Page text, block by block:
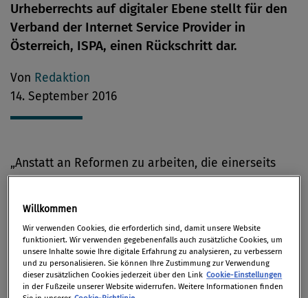
Urheberrechts auf digitaler Ebene stellt für den
Verband der Internet Service Provider in
Österreich, ISPA, einen Rückschritt dar.
Von Redaktion
14. September 2016
„Anstatt an Reformen zu arbeiten, die einerseits
dem Konsumverhalten der Nutzerinnen und Nutzer
Rechnung tragen und andererseits innovative
Kommission mit Vorschlägen aufhorchen, die aus
unserer Sicht letztendlich auf eine Schwächung der
digitalen Wirtschaft Europas hinauslaufen“, verleiht
Maximilian Schubert, Generalsekretär der ISPA
Willkommen
Wir verwenden Cookies, die erforderlich sind, damit unsere Website
funktioniert. Wir verwenden gegebenenfalls auch zusätzliche Cookies, um
unsere Inhalte sowie Ihre digitale Erfahrung zu analysieren, zu verbessern
und zu personalisieren. Sie können Ihre Zustimmung zur Verwendung
dieser zusätzlichen Cookies jederzeit über den Link Cookie-Einstellungen
in der Fußzeile unserer Website widerrufen. Weitere Informationen finden